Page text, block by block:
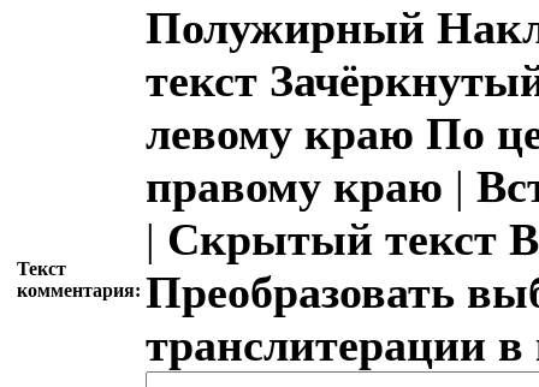
Текст
комментария:
Полужирный
текст
левому краю По
правому краю |
| Скрытый текст
Преобразовать
транслитерации